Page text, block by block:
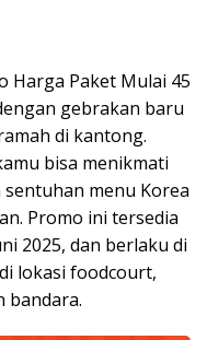
Harga Paket Mulai 45
gebrakan baru
di kantong.
bisa menikmati
menu Korea
Promo ini tersedia
2025, dan berlaku di
lokasi foodcourt,
bandara.